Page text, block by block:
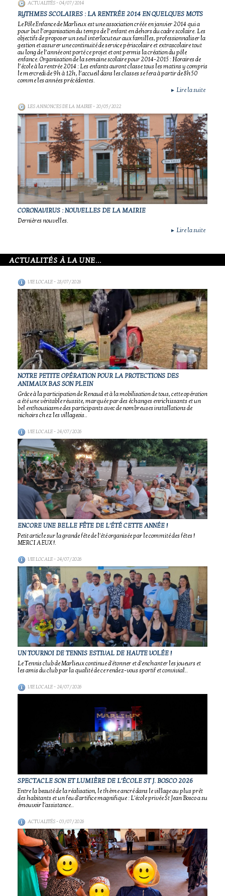
ACTUALITÉS- 04/07/2014
RYTHMES SCOLAIRES : LA RENTRÉE 2014 EN QUELQUES MOTS
Le Pôle Enfance de Marlieux est une association créée en janvier 2014 qui a
pour but l’organisation du temps de l’enfant en dehors du cadre scolaire. Les
objectifs de proposer un seul interlocuteur aux familles, professionnaliser la
gestion et assurer une continuité de service périscolaire et extrascolaire tout
au long de l’année ont porté ce projet et ont permis la création du pôle
enfance. Organisation de la semaine scolaire pour 2014-2015 : Horaires de
l’école à la rentrée 2014 : Les enfants auront classe tous les matins y compris
le mercredi de 9h à 12h, l’accueil dans les classes se fera à partir de 8h50
comme les années précédentes.
► Lire la suite
LES ANNONCES DE LA MAIRIE- 20/05/2022
CORONAVIRUS : NOUVELLES DE LA MAIRIE
Dernières nouvelles.
► Lire la suite
ACTUALITÉS À LA UNE...
VIE LOCALE- 28/07/2026
NOTRE PETITE OPÉRATION POUR LA PROTECTIONS DES
ANIMAUX BAS SON PLEIN
Grâce à la participation de Renaud et à la mobilisation de tous, cette opération
a été une véritable réussite, marquée par des échanges enrichissants et un
bel enthousiasme des participants avec de nombreuses installations de
nichoirs chez les villageois..
VIE LOCALE- 24/07/2026
ENCORE UNE BELLE FÊTE DE L'ÉTÉ CETTE ANNÉE !
Petit article sur la grande fête de l'été organisée par le commité des fêtes !
MERCI A EUX !.
VIE LOCALE- 24/07/2026
UN TOURNOI DE TENNIS ESTIVAL DE HAUTE VOLÉE !
Le Tennis club de Marlieux continue d'étonner et d'enchanter les joueurs et
les amis du club par la qualité de ce rendez-vous sportif et convivial..
VIE LOCALE- 24/07/2026
SPECTACLE SON ET LUMIÈRE DE L'ÉCOLE ST J. BOSCO 2026
Entre la beauté de la réalisation, le thème ancré dans le village au plus prêt
des habitants et un feu d'artifice magnifique : L'école privée St Jean Bosco a su
émouvoir l'assistance..
ACTUALITÉS- 03/07/2026